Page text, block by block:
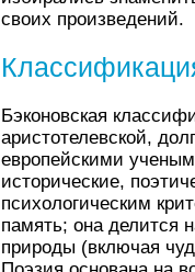
своих произведений.
Бэконовская
аристотелевской,
европейскими
исторические,
психологическим
память; она делится
природы (включая